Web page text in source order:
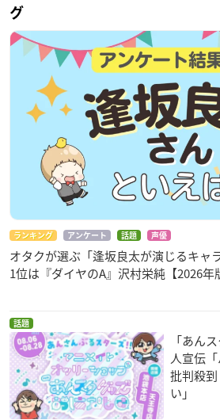
グ
ランキング アンケート 話題 声優
オタクが選ぶ「逢坂良太が演じるキャ
1位は『ダイヤのA』沢村栄純【2026年
話題
「あん
人宣伝
批判殺
い」